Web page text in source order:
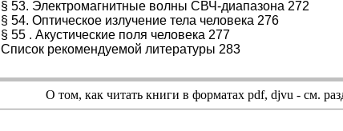
§ 53. Электромагнитные волны СВЧ-диапазона 272
§ 54. Оптическое излучение тела человека 276
§ 55 . Акустические поля человека 277
Список рекомендуемой литературы 283
О том, как читать книги в форматахpdf,djvu - см.